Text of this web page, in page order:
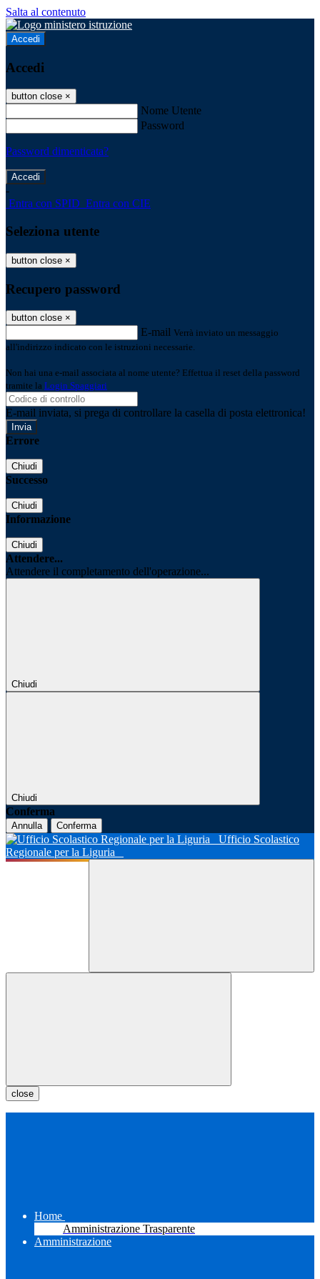
Salta al contenuto
Accedi
Accedi
button close ×
Nome Utente
Password
Password dimenticata?
-
Entra con SPID Entra con CIE
Seleziona utente
button close ×
Recupero password
button close ×
E-mail Verrà inviato un messaggio
all'indirizzo indicato con le istruzioni necessarie.
Non hai una e-mail associata al nome utente? Effettua il reset della password
tramite la Login Spaggiari
E-mail inviata, si prega di controllare la casella di posta elettronica!
Errore
Chiudi
Successo
Chiudi
Informazione
Chiudi
Attendere...
Attendere il completamento dell'operazione...
Chiudi
Chiudi
Conferma
Annulla Conferma
Ufficio Scolastico
Regionale per la Liguria
close
Home
Amministrazione Trasparente
Amministrazione